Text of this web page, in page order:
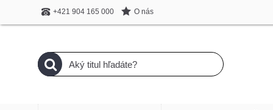
+421 904 165 000 O nás